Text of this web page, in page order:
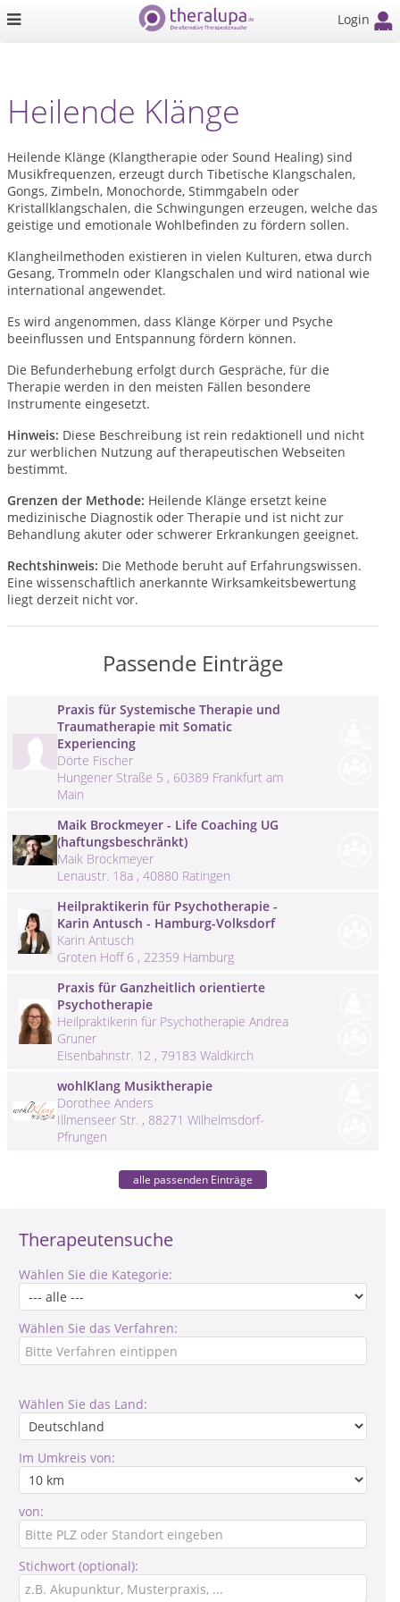
Login
Therapeutensuche
Wählen Sie die Kategorie:
Wählen Sie das Verfahren:
Wählen Sie das Land:
Im Umkreis von:
von:
Stichwort (optional):
Heilende Klänge
Heilende Klänge (Klangtherapie oder Sound Healing) sind
Musikfrequenzen, erzeugt durch Tibetische Klangschalen,
Gongs, Zimbeln, Monochorde, Stimmgabeln oder
Kristallklangschalen, die Schwingungen erzeugen, welche das
geistige und emotionale Wohlbefinden zu fördern sollen.
Klangheilmethoden existieren in vielen Kulturen, etwa durch
Gesang, Trommeln oder Klangschalen und wird national wie
international angewendet.
Es wird angenommen, dass Klänge Körper und Psyche
beeinflussen und Entspannung fördern können.
Die Befunderhebung erfolgt durch Gespräche, für die
Therapie werden in den meisten Fällen besondere
Instrumente eingesetzt.
Hinweis: Diese Beschreibung ist rein redaktionell und nicht
zur werblichen Nutzung auf therapeutischen Webseiten
bestimmt.
Grenzen der Methode: Heilende Klänge ersetzt keine
medizinische Diagnostik oder Therapie und ist nicht zur
Behandlung akuter oder schwerer Erkrankungen geeignet.
Rechtshinweis: Die Methode beruht auf Erfahrungswissen.
Eine wissenschaftlich anerkannte Wirksamkeitsbewertung
liegt derzeit nicht vor.
Passende Einträge
Praxis für Systemische Therapie und
Traumatherapie mit Somatic
Experiencing
Dörte Fischer
Hungener Straße 5 , 60389 Frankfurt am
Main
Maik Brockmeyer - Life Coaching UG
(haftungsbeschränkt)
Maik Brockmeyer
Lenaustr. 18a , 40880 Ratingen
Heilpraktikerin für Psychotherapie -
Karin Antusch - Hamburg-Volksdorf
Karin Antusch
Groten Hoff 6 , 22359 Hamburg
Praxis für Ganzheitlich orientierte
Psychotherapie
Heilpraktikerin für Psychotherapie Andrea
Gruner
Eisenbahnstr. 12 , 79183 Waldkirch
wohlKlang Musiktherapie
Dorothee Anders
Illmenseer Str. , 88271 Wilhelmsdorf-
Pfrungen
alle passenden Einträge